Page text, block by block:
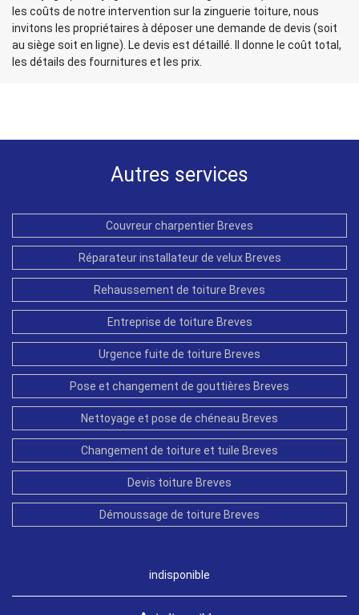
les coûts de notre intervention sur la zinguerie toiture, nous
invitons les propriétaires à déposer une demande de devis (soit
au siège soit en ligne). Le devis est détaillé. Il donne le coût total,
les détails des fournitures et les prix.
Autres services
Couvreur charpentier Breves
Réparateur installateur de velux Breves
Rehaussement de toiture Breves
Entreprise de toiture Breves
Urgence fuite de toiture Breves
Pose et changement de gouttières Breves
Nettoyage et pose de chéneau Breves
Changement de toiture et tuile Breves
Devis toiture Breves
Démoussage de toiture Breves
indisponible